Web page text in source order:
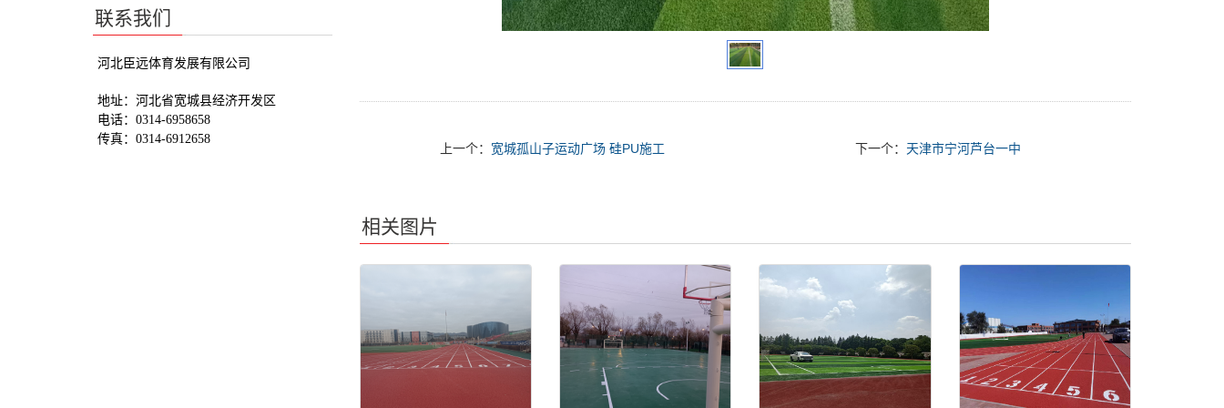
上一个： 宽城孤山子运动广场 硅PU施工 下一个： 天津市宁河芦台一中
相关图片
联系我们
河北臣远体育发展有限公司
地址：河北省宽城县经济开发区
电话： 0314-6958658
传真： 0314-6912658